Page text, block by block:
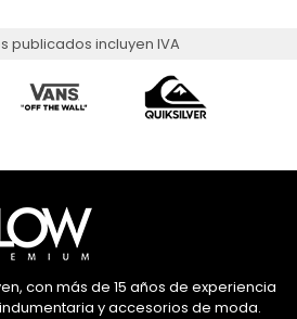
publicados incluyen IVA
con más de 15 años de experiencia
y accesorios de moda.